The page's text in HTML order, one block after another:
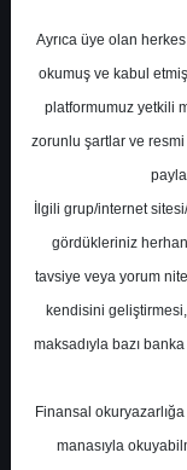
0
En Yüksek Tahmin
Ortalama Fiyat
Ortalama Getiri
Ayrıca üye olan
okumuş ve kabul
platformumuz yetkili
zorunlu şartlar ve
İlgili grup/internet
gördükleriniz
tavsiye veya yorum
kendisini geliştirmesi,
maksadıyla bazı
Finansal okuryazarlığa
manasıyla